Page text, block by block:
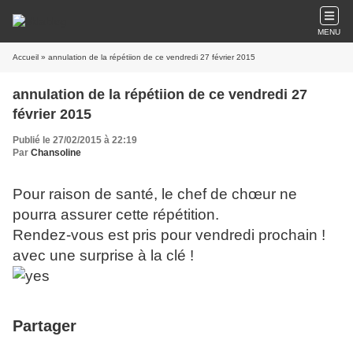
MENU
Accueil » annulation de la répétiion de ce vendredi 27 février 2015
annulation de la répétiion de ce vendredi 27
février 2015
Publié le 27/02/2015 à 22:19
Par Chansoline
Pour raison de santé, le chef de chœur ne
pourra assurer cette répétition.
Rendez-vous est pris pour vendredi prochain !
avec une surprise à la clé !
Partager